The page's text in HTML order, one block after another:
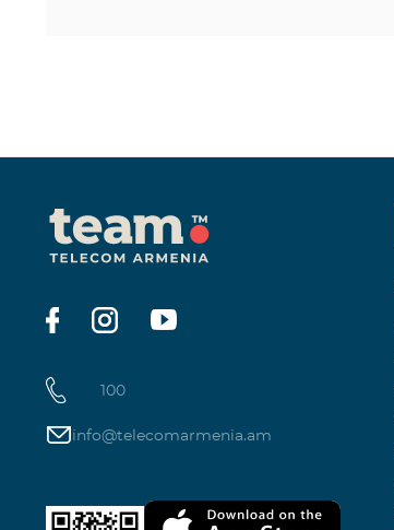
100
info@telecomarmenia.am